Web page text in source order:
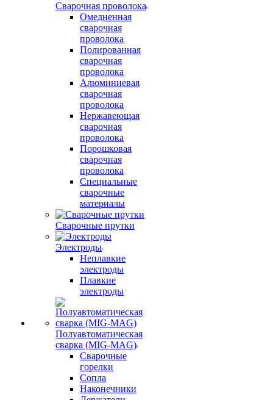
Сварочная проволока
Омедненная
сварочная
проволока
Полированная
сварочная
проволока
Алюминиевая
сварочная
проволока
Нержавеющая
сварочная
проволока
Порошковая
сварочная
проволока
Специальные
сварочные
материалы
Сварочные прутки
Электроды
Неплавкие
электроды
Плавкие
электроды
Полуавтоматическая
сварка (MIG-MAG)
Сварочные
горелки
Сопла
Наконечники